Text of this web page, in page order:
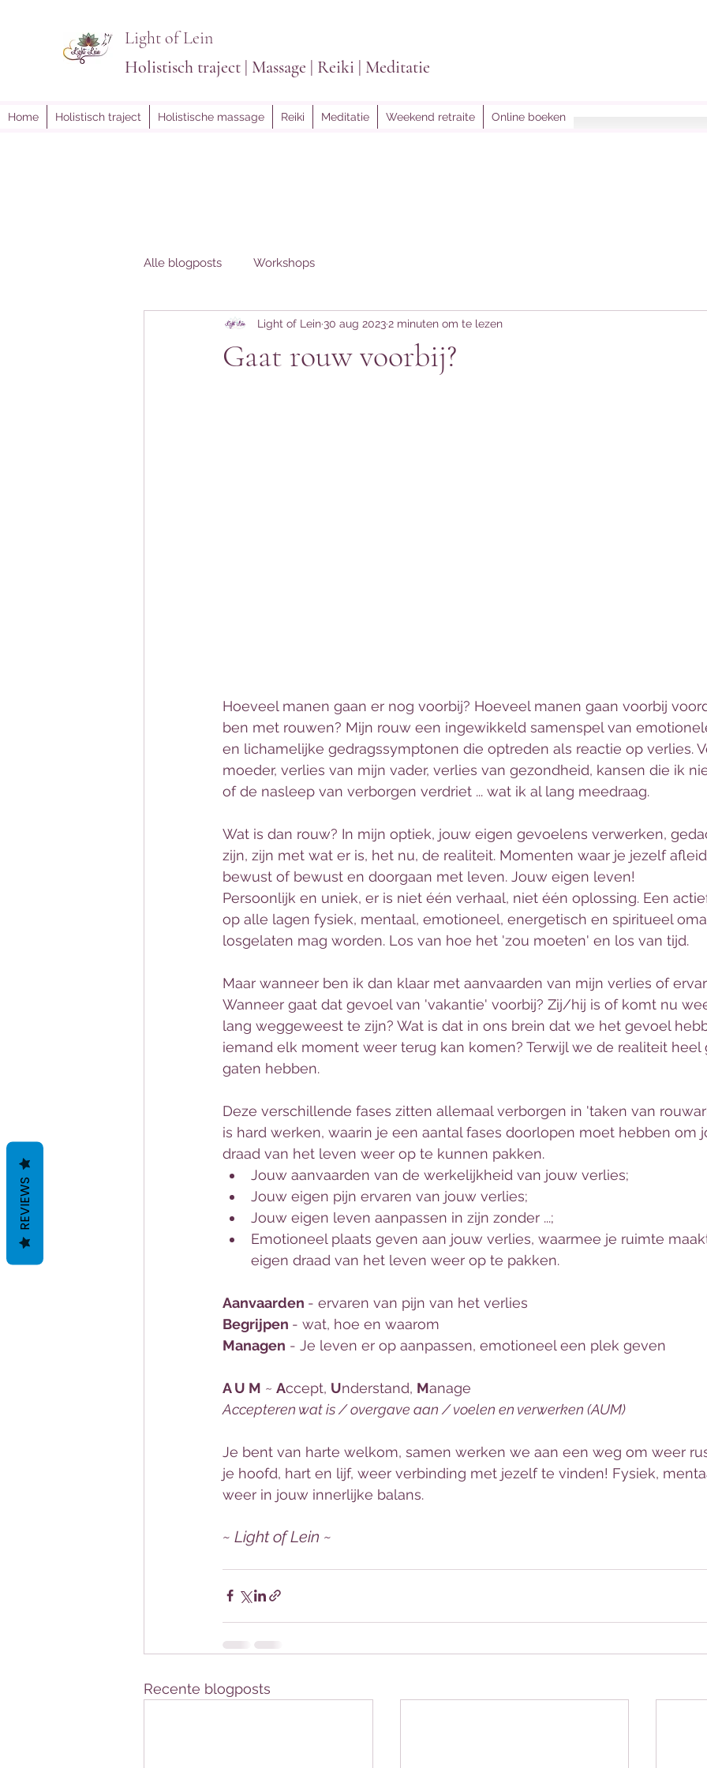
Light of Lein
Holistisch traject | Massage | Reiki | Meditatie
Home Holistisch traject Holistische massage Reiki Meditatie Weekend retraite Online boeken
Alle blogposts Workshops
Gaat rouw voorbij?
Light of Lein 30 aug 20232 minuten om te lezen
Hoeveel manen gaan er nog voorbij? Hoeveel manen gaan voorbij
ben met rouwen? Mijn rouw een ingewikkeld samenspel van
en lichamelijke gedragssymptonen die optreden als reactie op verlies.
moeder, verlies van mijn vader, verlies van gezondheid, kansen die ik
of de nasleep van verborgen verdriet ... wat ik al lang meedraag.
Wat is dan rouw? In mijn optiek, jouw eigen gevoelens verwerken,
zijn, zijn met wat er is, het nu, de realiteit. Momenten waar je jezelf
bewust of bewust en doorgaan met leven. Jouw eigen leven!
Persoonlijk en uniek, er is niet één verhaal, niet één oplossing. Een
op alle lagen fysiek, mentaal, emotioneel, energetisch en spiritueel
losgelaten mag worden. Los van hoe het 'zou moeten' en los van tijd.
Maar wanneer ben ik dan klaar met aanvaarden van mijn verlies of
Wanneer gaat dat gevoel van 'vakantie' voorbij? Zij/hij is of komt nu
lang weggeweest te zijn? Wat is dat in ons brein dat we het gevoel
iemand elk moment weer terug kan komen? Terwijl we de realiteit heel
gaten hebben.
Deze verschillende fases zitten allemaal verborgen in 'taken van
is hard werken, waarin je een aantal fases doorlopen moet hebben om
draad van het leven weer op te kunnen pakken.
Jouw aanvaarden van de werkelijkheid van jouw verlies;
Jouw eigen pijn ervaren van jouw verlies;
Jouw eigen leven aanpassen in zijn zonder ...;
Emotioneel plaats geven aan jouw verlies, waarmee je ruimte
eigen draad van het leven weer op te pakken.
Aanvaarden - ervaren van pijn van het verlies
Begrijpen - wat, hoe en waarom
Managen - Je leven er op aanpassen, emotioneel een plek geven
A U M ~ Accept, Understand, Manage
Accepteren wat is / overgave aan / voelen en verwerken (AUM)
Je bent van harte welkom, samen werken we aan een weg om weer
je hoofd, hart en lijf, weer verbinding met jezelf te vinden! Fysiek,
weer in jouw innerlijke balans.
~ Light of Lein ~
Recente blogposts
REVIEWS